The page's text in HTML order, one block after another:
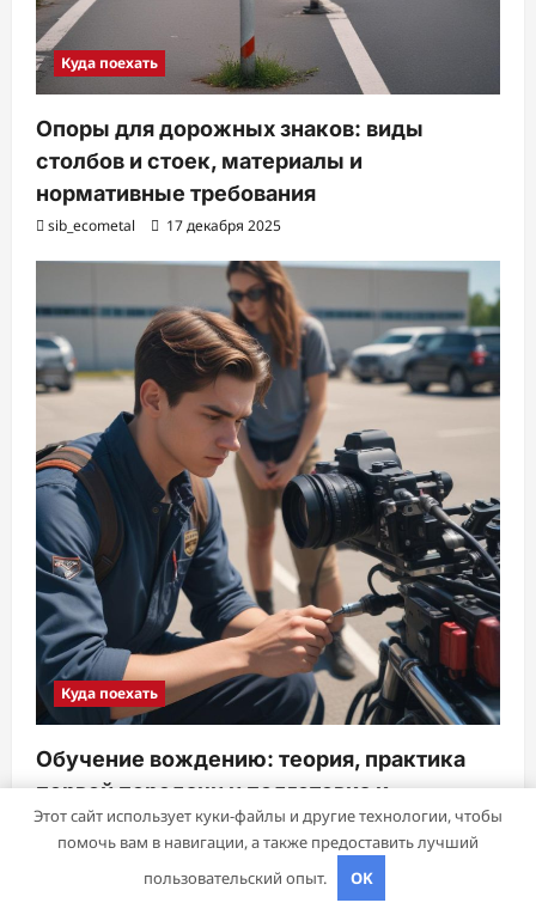
Куда поехать
Опоры для дорожных знаков: виды
столбов и стоек, материалы и
нормативные требования
sib_ecometal 17 декабря 2025
Куда поехать
Обучение вождению: теория, практика
первой передачи и подготовка к
экзаменам
28 октября 2025
Этот сайт использует куки-файлы и другие технологии, чтобы
помочь вам в навигации, а также предоставить лучший
пользовательский опыт.
OK